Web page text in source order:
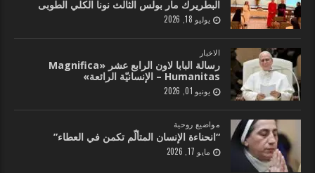
البطريرك مار بولس الثالث نونا الكلي الطوبى
يوليو 18, 2026
الاخبار
رسالة البابا لاون الرابع عشر «Magnifica
Humanitas – الإنسانيّة الرائعة»
يونيو 01, 2026
مواضيع روحية
“انحناءة الإنسان المتألّم تكمن في العطاء”
مايو 17, 2026